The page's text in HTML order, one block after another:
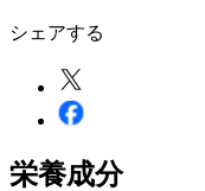
シェアする
栄養成分